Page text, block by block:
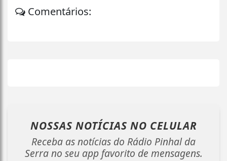
Comentários:
NOSSAS NOTÍCIAS NO CELULAR
Receba as notícias do Rádio Pinhal da
Serra no seu app favorito de mensagens.